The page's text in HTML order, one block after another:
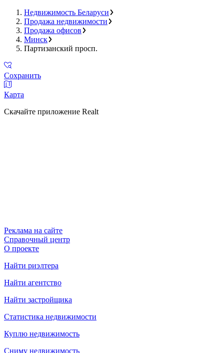
Недвижимость Беларуси
Продажа недвижимости
Продажа офисов
Минск
Партизанский просп.
Сохранить
Карта
Скачайте приложение Realt
Реклама на сайте
Справочный центр
О проекте
Найти риэлтера
Найти агентство
Найти застройщика
Статистика недвижимости
Куплю недвижимость
Сниму недвижимость